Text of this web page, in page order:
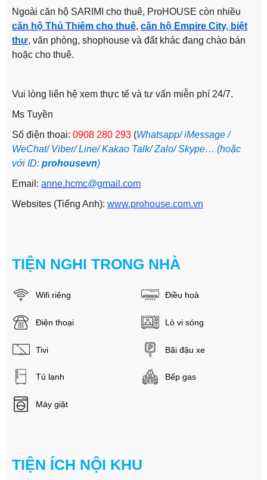
Ngoài căn hộ SARIMI cho thuê, ProHOUSE còn nhiều
căn hộ Thủ Thiêm cho thuê, căn hộ Empire City, biệt
thự, văn phòng, shophouse và đất khác đang chào bán
hoặc cho thuê.
Vui lòng liên hệ xem thực tế và tư vấn miễn phí 24/7.
Ms Tuyền
Số điện thoại: 0908 280 293 (Whatsapp/ iMessage /
WeChat/ Viber/ Line/ Kakao Talk/ Zalo/ Skype… (hoặc
với ID: prohousevn)
Email: anne.hcmc@gmail.com
Websites (Tiếng Anh): www.prohouse.com.vn
TIỆN NGHI TRONG NHÀ
Wifi riêng Điều hoà
Điện thoại Lò vi sóng
Tivi Bãi đậu xe
Tủ lạnh Bếp gas
Máy giặt
TIỆN ÍCH NỘI KHU